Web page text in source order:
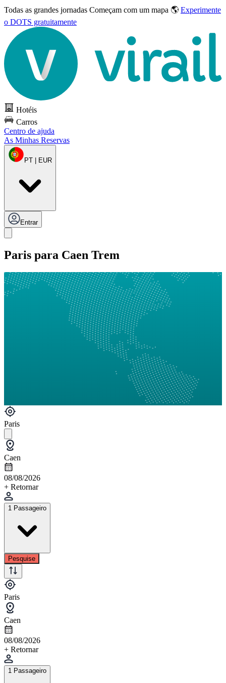
Todas as grandes jornadas Começam com um mapa 🌎 Experimente
o DOTS gratuitamente
Hotéis
Carros
Centro de ajuda
As Minhas Reservas
PT | EUR
Entrar
Paris para Caen Trem
Paris
Caen
08/08/2026
+ Retornar
1 Passageiro
Pesquise
Paris
Caen
08/08/2026
+ Retornar
1 Passageiro